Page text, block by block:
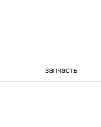
запчасть